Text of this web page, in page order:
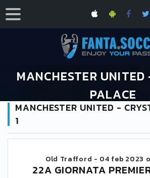
MANCHESTER UNITED
PALACE
HOME
CALENDARIO PREMIER
MANCHESTER UNITED -
1
Old Trafford - 04 feb 2023
22A GIORNATA